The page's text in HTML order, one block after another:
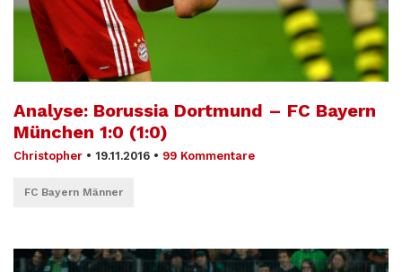
Analyse: Borussia Dortmund – FC Bayern
München 1:0 (1:0)
Christopher • 19.11.2016 • 99 Kommentare
FC Bayern Männer